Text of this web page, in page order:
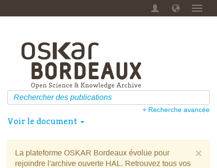
Menu
+ Recherche avancée
Voir le document
×
La plateforme OSKAR Bordeaux évolue pour
rejoindre l'archive ouverte HAL. Retrouvez tous vos